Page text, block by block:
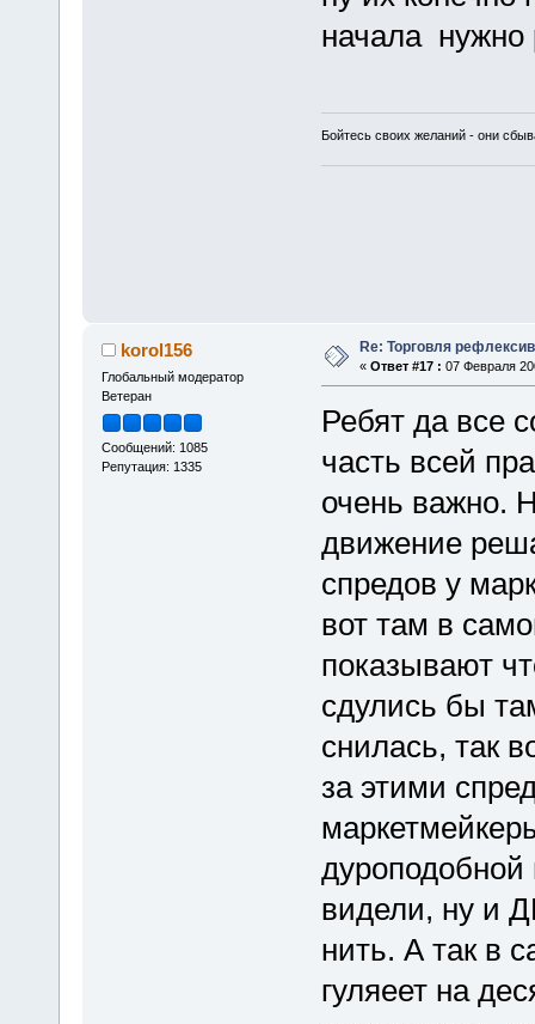
начала нужно
Бойтесь своих желаний - они
korol156
Глобальный модератор
Ветеран
Сообщений: 1085
Репутация: 1335
Re: Торговля
« Ответ #17 : 07 Февраля
Ребят да все
часть всей
очень важно.
движение
спредов у
вот там в
показывают
сдулись бы
снилась, так
за этими
видели, ну и
нить. А так в
гуляеет на